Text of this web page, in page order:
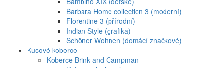
Barbara Home collection 3 (moderní)
Florentine 3 (přírodní)
Indian Style (grafika)
Schöner Wohnen (domácí značkové)
Kusové koberce
Koberce Brink and Campman